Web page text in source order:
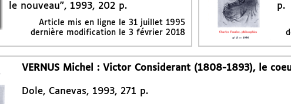
le nouveau", 1993, 202 p.
Article mis en ligne le 31 juillet 1995
dernière modification le 3 février 2018
p.
VERNUS Michel : Victor Considerant (1808-1893), le
Dole, Canevas, 1993, 271 p.